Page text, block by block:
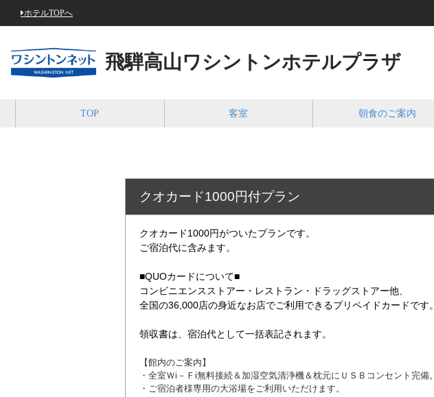
ホテルTOPへ
飛騨高山ワシントンホテルプラザ
TOP 客室 朝食のご案内
クオカード1000円付プラン
クオカード1000円がついたプランです。
ご宿泊代に含みます。
■QUOカードについて■
コンビニエンスストアー・レストラン・ドラッグストアー他、
全国の36,000店の身近なお店でご利用できるプリペイドカードです。
領収書は、宿泊代として一括表記されます。
【館内のご案内】
・全室Ｗi－Ｆi無料接続＆加湿空気清浄機＆枕元にＵＳＢコンセント完備。
・ご宿泊者様専用の大浴場をご利用いただけます。